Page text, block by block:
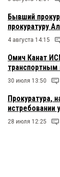
Бывший
прокуратуру
4 августа 14:15
Омич Канат
транспортным
30 июля 13:50
Прокуратура,
истребовании
28 июля 12:25